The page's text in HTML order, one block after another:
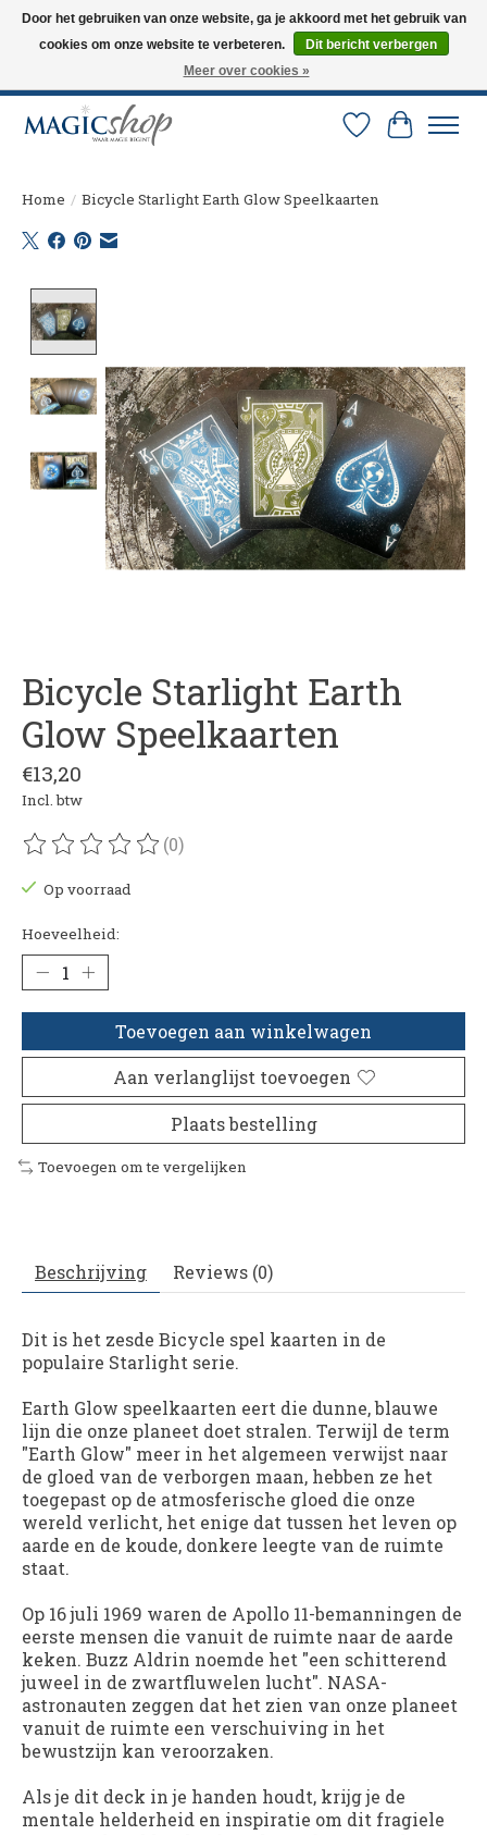
Altijd de nieuwste trucs op voorraad. Snelle verzending via PostNL en DHL.
Langskomen in onze winkel? Bel of mail om een afspraak te maken. 0251-
Verlanglijst
Home / Bicycle Starlight Earth Glow Speelkaarten
Bicycle Starlight Earth
Glow Speelkaarten
€13,20
Incl. btw
De beoordeling van dit product is
(0)
Op voorraad
Hoeveelheid:
Toevoegen aan winkelwagen
Aan verlanglijst toevoegen
Plaats bestelling
Toevoegen om te vergelijken
Beschrijving Reviews (0)
Dit is het zesde Bicycle spel kaarten in de
populaire Starlight serie.
Earth Glow speelkaarten eert die dunne, blauwe
lijn die onze planeet doet stralen. Terwijl de term
"Earth Glow" meer in het algemeen verwijst naar
de gloed van de verborgen maan, hebben ze het
toegepast op de atmosferische gloed die onze
wereld verlicht, het enige dat tussen het leven op
aarde en de koude, donkere leegte van de ruimte
staat.
Op 16 juli 1969 waren de Apollo 11-bemanningen de
eerste mensen die vanuit de ruimte naar de aarde
keken. Buzz Aldrin noemde het "een schitterend
juweel in de zwartfluwelen lucht". NASA-
astronauten zeggen dat het zien van onze planeet
vanuit de ruimte een verschuiving in het
bewustzijn kan veroorzaken.
Als je dit deck in je handen houdt, krijg je de
mentale helderheid en inspiratie om dit fragiele
Door het gebruiken van onze website, ga je akkoord met het gebruik van
cookies om onze website te verbeteren.
Dit bericht verbergen
Meer over cookies »